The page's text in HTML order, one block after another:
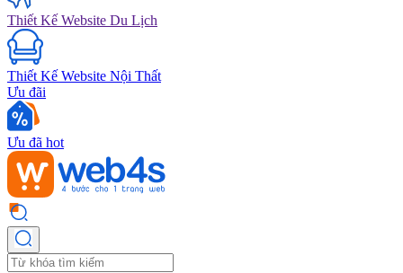
Thiết Kế Website Du Lịch
Thiết Kế Website Nội Thất
Ưu đãi
Ưu đã hot